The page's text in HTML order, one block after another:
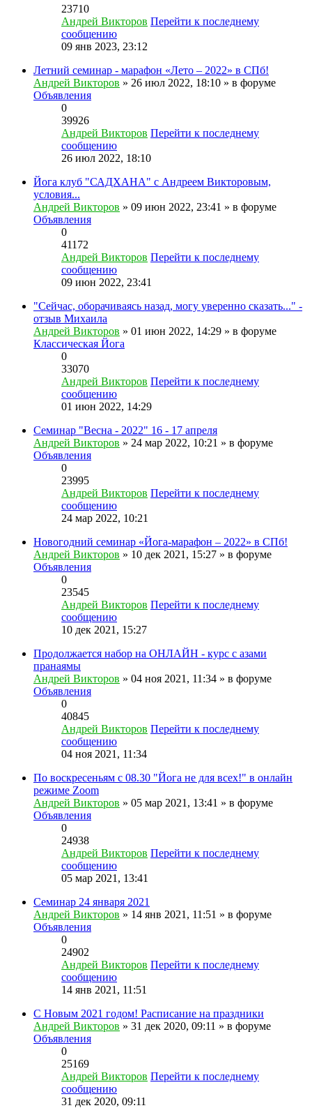
23710
Андрей Викторов Перейти к последнему
сообщению
09 янв 2023, 23:12
Летний семинар - марафон «Лето – 2022» в СПб!
Андрей Викторов » 26 июл 2022, 18:10 » в форуме
Объявления
0
39926
Андрей Викторов Перейти к последнему
сообщению
26 июл 2022, 18:10
Йога клуб "САДХАНА" с Андреем Викторовым,
условия...
Андрей Викторов » 09 июн 2022, 23:41 » в форуме
Объявления
0
41172
Андрей Викторов Перейти к последнему
сообщению
09 июн 2022, 23:41
"Сейчас, оборачиваясь назад, могу уверенно сказать..." -
отзыв Михаила
Андрей Викторов » 01 июн 2022, 14:29 » в форуме
Классическая Йога
0
33070
Андрей Викторов Перейти к последнему
сообщению
01 июн 2022, 14:29
Семинар "Весна - 2022" 16 - 17 апреля
Андрей Викторов » 24 мар 2022, 10:21 » в форуме
Объявления
0
23995
Андрей Викторов Перейти к последнему
сообщению
24 мар 2022, 10:21
Новогодний семинар «Йога-марафон – 2022» в СПб!
Андрей Викторов » 10 дек 2021, 15:27 » в форуме
Объявления
0
23545
Андрей Викторов Перейти к последнему
сообщению
10 дек 2021, 15:27
Продолжается набор на ОНЛАЙН - курс с азами
пранаямы
Андрей Викторов » 04 ноя 2021, 11:34 » в форуме
Объявления
0
40845
Андрей Викторов Перейти к последнему
сообщению
04 ноя 2021, 11:34
По воскресеньям с 08.30 "Йога не для всех!" в онлайн
режиме Zoom
Андрей Викторов » 05 мар 2021, 13:41 » в форуме
Объявления
0
24938
Андрей Викторов Перейти к последнему
сообщению
05 мар 2021, 13:41
Семинар 24 января 2021
Андрей Викторов » 14 янв 2021, 11:51 » в форуме
Объявления
0
24902
Андрей Викторов Перейти к последнему
сообщению
14 янв 2021, 11:51
С Новым 2021 годом! Расписание на праздники
Андрей Викторов » 31 дек 2020, 09:11 » в форуме
Объявления
0
25169
Андрей Викторов Перейти к последнему
сообщению
31 дек 2020, 09:11